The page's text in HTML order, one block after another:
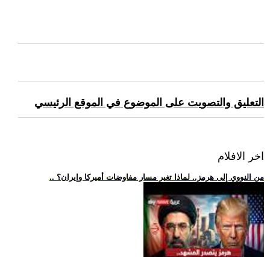
التعليق والتصويت على الموضوع في الموقع الرئيسي
اخر الافلام
.. من النووي إلى هرمز.. لماذا تغير مسار مفاوضات أميركا وإيران؟